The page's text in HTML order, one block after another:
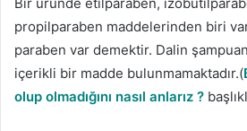
propilparaben maddelerinden biri
paraben var demektir. Dalin
içerikli bir madde bulunmamaktadır.(
olup olmadığını nasıl anlarız ?